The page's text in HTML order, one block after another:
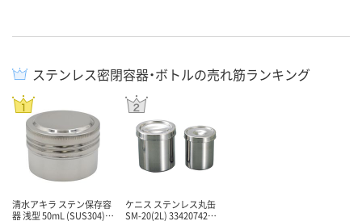
ステンレス密閉容器・ボトルの売れ筋ランキング
清水アキラ ステン保存容
器 浅型 50mL (SUS304)…
ケニス ステンレス丸缶
SM-20(2L) 33420742…